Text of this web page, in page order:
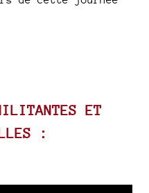
ET
: